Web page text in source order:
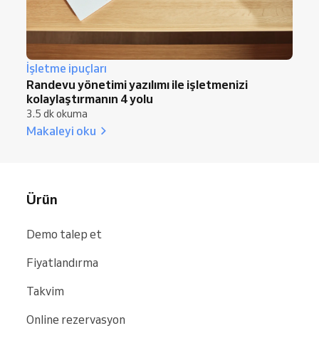
İşletme ipuçları
Randevu yönetimi yazılımı ile işletmenizi
kolaylaştırmanın 4 yolu
3.5 dk okuma
Makaleyi oku
Ürün
Demo talep et
Fiyatlandırma
Takvim
Online rezervasyon